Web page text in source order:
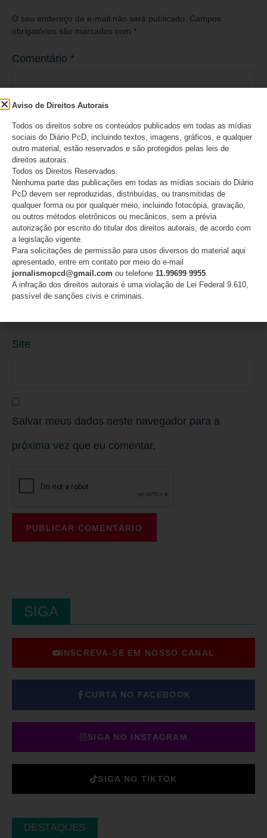
O seu endereço de e-mail não será publicado.
Campos
obrigatórios são marcados com *
Comentário *
Nome *
E-mail*
Site
Salvar meus dados neste navegador para a
próxima vez que eu comentar.
SIGA
INSCREVA-SE EM NOSSO CANAL
CURTA NO FACEBOOK
SIGA NO INSTAGRAM
SIGA NO TIKTOK
DESTAQUES
Aviso de Direitos Autorais
Todos os direitos sobre os conteúdos publicados em todas as mídias
sociais do Diário PcD, incluindo textos, imagens, gráficos, e qualquer
outro material, estão reservados e são protegidos pelas leis de
direitos autorais.
Todos os Direitos Reservados.
Nenhuma parte das publicações em todas as mídias sociais do Diário
PcD devem ser reproduzidas, distribuídas, ou transmitidas de
qualquer forma ou por qualquer meio, incluindo fotocópia, gravação,
ou outros métodos eletrônicos ou mecânicos, sem a prévia
autorização por escrito do titular dos direitos autorais, de acordo com
a legislação vigente.
Para solicitações de permissão para usos diversos do material aqui
apresentado, entre em contato por meio do e-mail
jornalismopcd@gmail.com ou telefone 11.99699 9955
A infração dos direitos autorais é uma violação de Lei Federal 9.610,
passível de sanções civis e criminais.